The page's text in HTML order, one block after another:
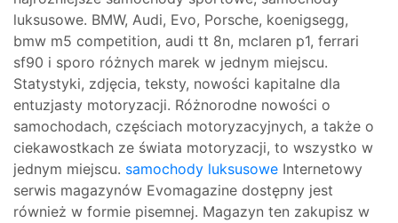
luksusowe. BMW, Audi, Evo, Porsche, koenigsegg,
bmw m5 competition, audi tt 8n, mclaren p1, ferrari
sf90 i sporo różnych marek w jednym miejscu.
Statystyki, zdjęcia, teksty, nowości kapitalne dla
entuzjasty motoryzacji. Różnorodne nowości o
samochodach, częściach motoryzacyjnych, a także o
ciekawostkach ze świata motoryzacji, to wszystko w
jednym miejscu. samochody luksusowe Internetowy
serwis magazynów Evomagazine dostępny jest
również w formie pisemnej. Magazyn ten zakupisz w